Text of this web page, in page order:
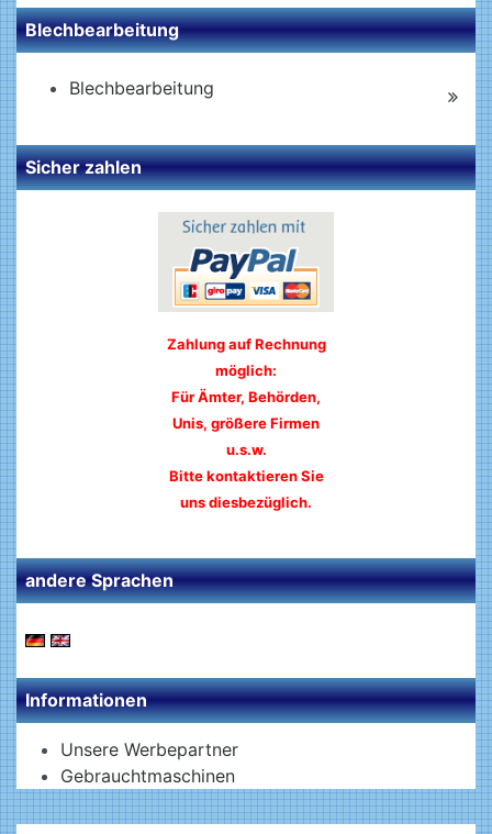
Blechbearbeitung
Blechbearbeitung
Sicher zahlen
Zahlung auf Rechnung
möglich:
Für Ämter, Behörden,
Unis, größere Firmen
u.s.w.
Bitte kontaktieren Sie
uns diesbezüglich.
andere Sprachen
Informationen
Unsere Werbepartner
Gebrauchtmaschinen